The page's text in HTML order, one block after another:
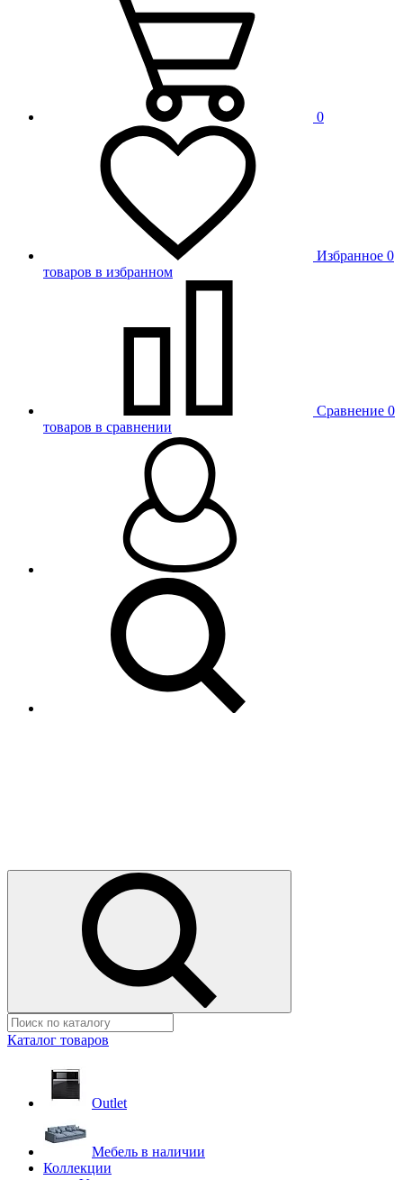
0
Избранное 0
товаров в избранном
Сравнение 0
товаров в сравнении
Каталог товаров
Outlet
Мебель в наличии
Коллекции